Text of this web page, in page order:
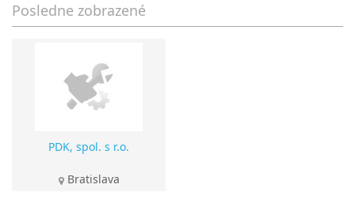
Posledne zobrazené
PDK, spol. s r.o.
Bratislava